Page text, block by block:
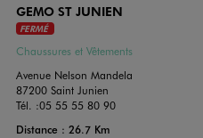
GEMO ST JUNIEN
FERMÉ
Chaussures et Vêtements
Avenue Nelson Mandela
87200 Saint Junien
Tél. :05 55 55 80 90
Distance : 26.7 Km